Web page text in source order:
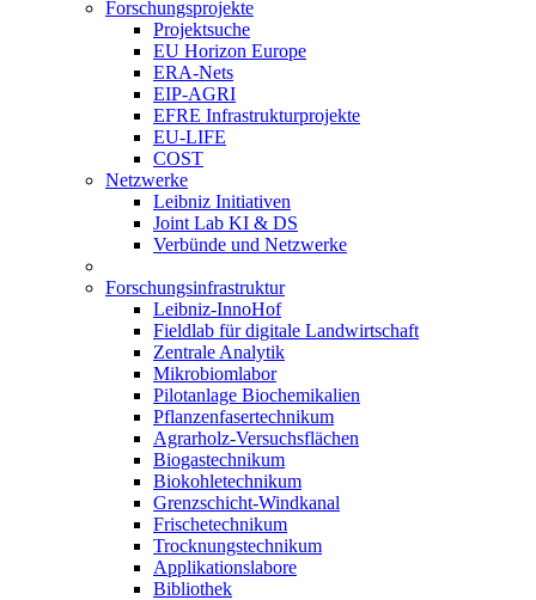
Forschungsprojekte
Projektsuche
EU Horizon Europe
ERA-Nets
EIP-AGRI
EFRE Infrastrukturprojekte
EU-LIFE
COST
Netzwerke
Leibniz Initiativen
Joint Lab KI & DS
Verbünde und Netzwerke
Forschungsinfrastruktur
Leibniz-InnoHof
Fieldlab für digitale Landwirtschaft
Zentrale Analytik
Mikrobiomlabor
Pilotanlage Biochemikalien
Pflanzenfasertechnikum
Agrarholz-Versuchsflächen
Biogastechnikum
Biokohletechnikum
Grenzschicht-Windkanal
Frischetechnikum
Trocknungstechnikum
Applikationslabore
Bibliothek